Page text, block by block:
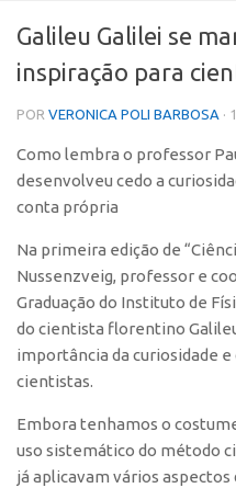
Coordenação
Polos
Polo Capital
Polo Lorena
Polo Ribeirão
Programas
Bolsa
Bolsa Startup USP
Conexão Inter-USP
Leis e Normas
Galileu Galilei se
inspiração para
POR VERONICA POLI BARBOSA ·
Como lembra o professor
desenvolveu cedo a
conta própria
Na primeira edição de
Nussenzveig, professor e
Graduação do Instituto de
do cientista florentino
importância da curiosidade
cientistas.
Embora tenhamos o
uso sistemático do método
já aplicavam vários